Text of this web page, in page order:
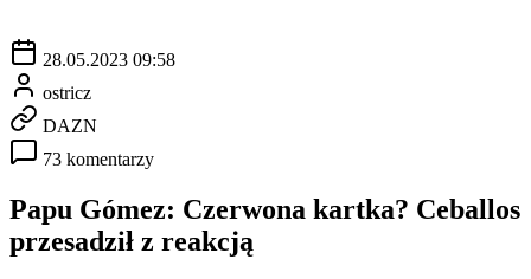
28.05.2023 09:58
ostricz
DAZN
73 komentarzy
Papu Gómez: Czerwona kartka? Ceballos
przesadził z reakcją